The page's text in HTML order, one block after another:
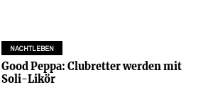
NACHTLEBEN
Good Peppa: Clubretter werden mit
Soli-Likör